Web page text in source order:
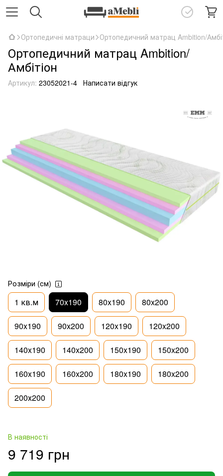
Ортопедичні матраци Ортопедичний матрац Ambition/
Ортопедичний матрац Ambition/
Амбітіон
Артикул: 23052021-4 Написати відгук
Розміри (см)
1 кв.м 70x190 80x190 80x200
90x190 90x200 120x190 120x200
140x190 140x200 150x190 150x200
160x190 160x200 180x190 180x200
200х200
В наявності
9 719 грн